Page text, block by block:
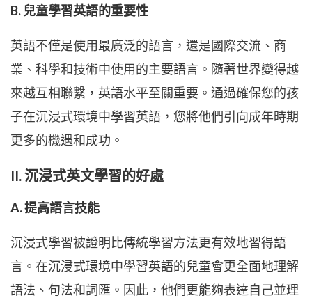
B. 兒童學習英語的重要性
英語不僅是使用最廣泛的語言，還是國際交流、商
業、科學和技術中使用的主要語言。隨著世界變得越
來越互相聯繫，英語水平至關重要。通過確保您的孩
子在沉浸式環境中學習英語，您將他們引向成年時期
更多的機遇和成功。
II. 沉浸式英文學習的好處
A. 提高語言技能
沉浸式學習被證明比傳統學習方法更有效地習得語
言。在沉浸式環境中學習英語的兒童會更全面地理解
語法、句法和詞匯。因此，他們更能夠表達自己並理